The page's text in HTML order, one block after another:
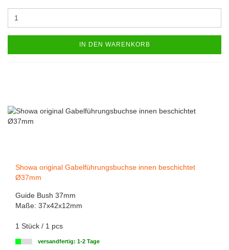
IN DEN WARENKORB
Showa original Gabelführungsbuchse innen beschichtet
Ø37mm
Guide Bush 37mm
Maße: 37x42x12mm
1 Stück / 1 pcs
versandfertig: 1-2 Tage